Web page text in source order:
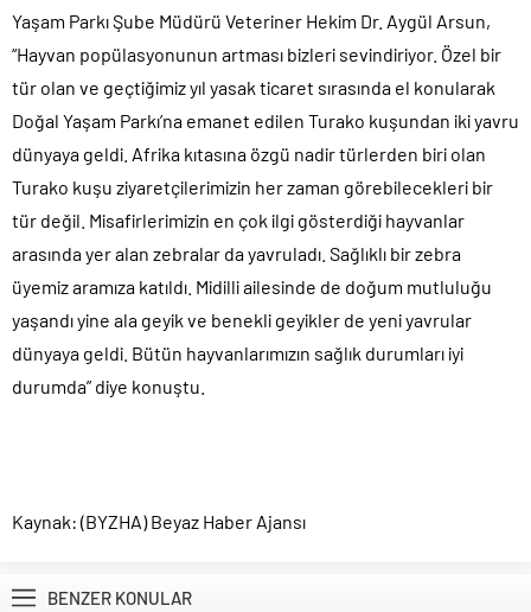
Yaşam Parkı Şube Müdürü Veteriner Hekim Dr. Aygül Arsun,
“Hayvan popülasyonunun artması bizleri sevindiriyor. Özel bir
tür olan ve geçtiğimiz yıl yasak ticaret sırasında el konularak
Doğal Yaşam Parkı’na emanet edilen Turako kuşundan iki yavru
dünyaya geldi. Afrika kıtasına özgü nadir türlerden biri olan
Turako kuşu ziyaretçilerimizin her zaman görebilecekleri bir
tür değil. Misafirlerimizin en çok ilgi gösterdiği hayvanlar
arasında yer alan zebralar da yavruladı. Sağlıklı bir zebra
üyemiz aramıza katıldı. Midilli ailesinde de doğum mutluluğu
yaşandı yine ala geyik ve benekli geyikler de yeni yavrular
dünyaya geldi. Bütün hayvanlarımızın sağlık durumları iyi
durumda” diye konuştu.
Kaynak: (BYZHA) Beyaz Haber Ajansı
BENZER KONULAR